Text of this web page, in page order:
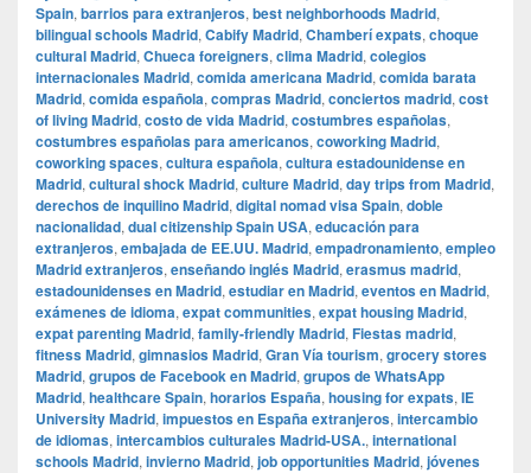
Spain, barrios para extranjeros, best neighborhoods Madrid,
bilingual schools Madrid, Cabify Madrid, Chamberí expats, choque
cultural Madrid, Chueca foreigners, clima Madrid, colegios
internacionales Madrid, comida americana Madrid, comida barata
Madrid, comida española, compras Madrid, conciertos madrid, cost
of living Madrid, costo de vida Madrid, costumbres españolas,
costumbres españolas para americanos, coworking Madrid,
coworking spaces, cultura española, cultura estadounidense en
Madrid, cultural shock Madrid, culture Madrid, day trips from Madrid,
derechos de inquilino Madrid, digital nomad visa Spain, doble
nacionalidad, dual citizenship Spain USA, educación para
extranjeros, embajada de EE.UU. Madrid, empadronamiento, empleo
Madrid extranjeros, enseñando inglés Madrid, erasmus madrid,
estadounidenses en Madrid, estudiar en Madrid, eventos en Madrid,
exámenes de idioma, expat communities, expat housing Madrid,
expat parenting Madrid, family-friendly Madrid, Fiestas madrid,
fitness Madrid, gimnasios Madrid, Gran Vía tourism, grocery stores
Madrid, grupos de Facebook en Madrid, grupos de WhatsApp
Madrid, healthcare Spain, horarios España, housing for expats, IE
University Madrid, impuestos en España extranjeros, intercambio
de idiomas, intercambios culturales Madrid-USA., international
schools Madrid, invierno Madrid, job opportunities Madrid, jóvenes